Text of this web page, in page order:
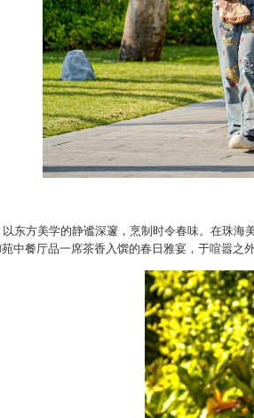
东方美学的静谧深邃，烹制时令春味。在珠海
中餐厅品一席茶香入馔的春日雅宴， 于喧嚣之